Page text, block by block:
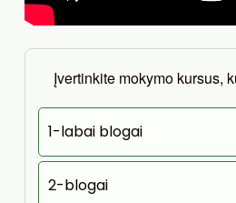
Įvertinkite mokymo kursus,
1-labai blogai
2-blogai